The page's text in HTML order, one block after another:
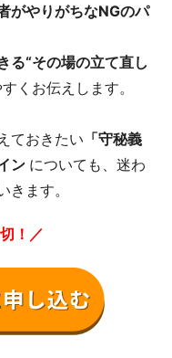
がやりがちなNGのパ
る“その場の立て直し
くお伝えします。
ておきたい 「守秘義
ン についても、迷わ
ます。
！／